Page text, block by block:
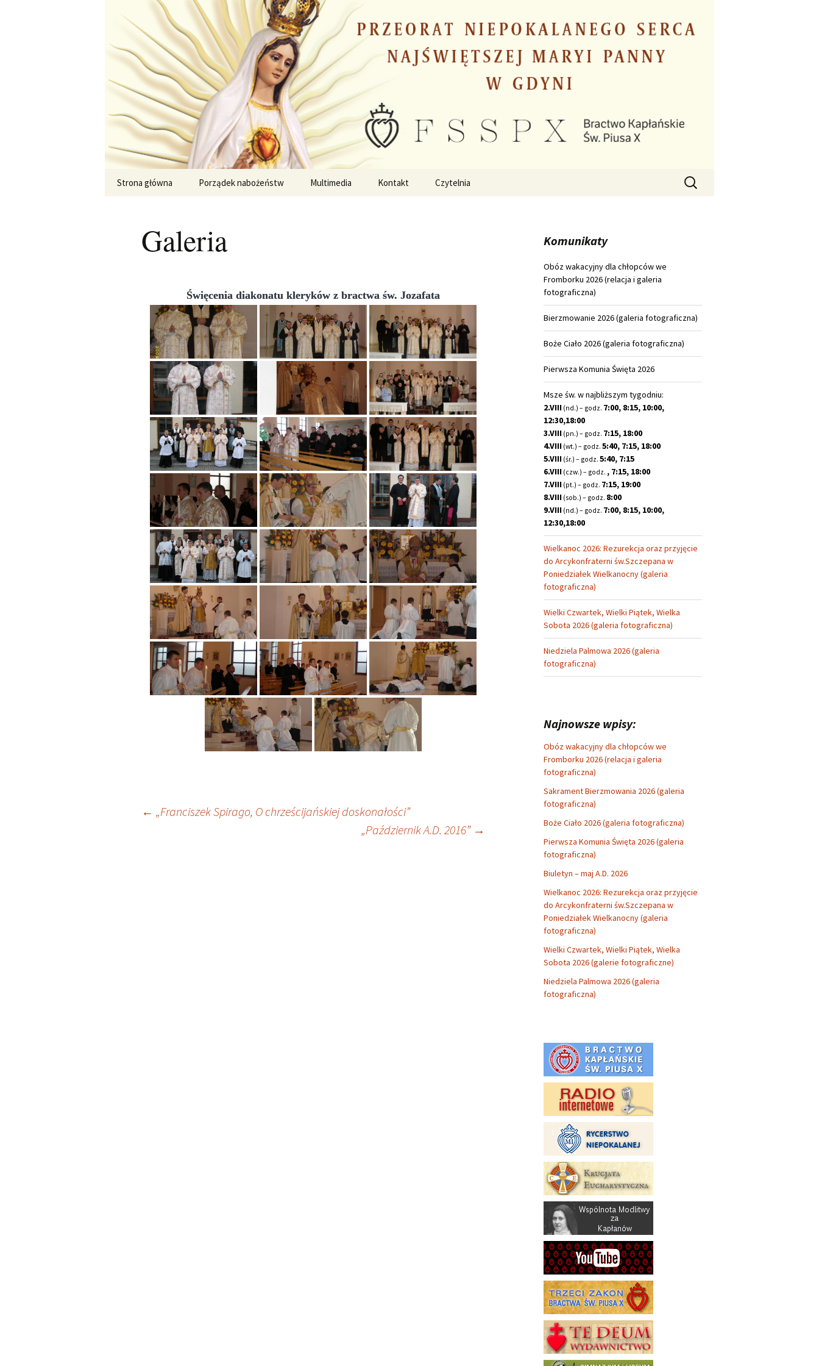
Strona główna Porządek nabożeństw Multimedia Kontakt Czytelnia
Szukaj:
Galeria
Święcenia diakonatu kleryków z bractwa św. Jozafata
Nawigacja
← „Franciszek Spirago, O chrześcijańskiej doskonałości”
„Październik A.D. 2016” →
Komunikaty
Obóz wakacyjny dla chłopców we
Fromborku 2026 (relacja i galeria
fotograficzna)
Bierzmowanie 2026 (galeria fotograficzna)
Boże Ciało 2026 (galeria fotograficzna)
Pierwsza Komunia Święta 2026
Msze św. w najbliższym tygodniu:
2.VIII (nd.) – godz. 7:00, 8:15, 10:00,
12:30,18:00
3.VIII (pn.) – godz. 7:15, 18:00
4.VIII (wt.) – godz. 5:40, 7:15, 18:00
5.VIII (śr.) – godz. 5:40, 7:15
6.VIII (czw.) – godz. , 7:15, 18:00
7.VIII (pt.) – godz. 7:15, 19:00
8.VIII (sob.) – godz. 8:00
9.VIII (nd.) – godz. 7:00, 8:15, 10:00,
12:30,18:00
Wielkanoc 2026: Rezurekcja oraz przyjęcie
do Arcykonfraterni św.Szczepana w
Poniedziałek Wielkanocny (galeria
fotograficzna)
Wielki Czwartek, Wielki Piątek, Wielka
Sobota 2026 (galeria fotograficzna)
Niedziela Palmowa 2026 (galeria
fotograficzna)
Najnowsze wpisy:
Obóz wakacyjny dla chłopców we
Fromborku 2026 (relacja i galeria
fotograficzna)
Sakrament Bierzmowania 2026 (galeria
fotograficzna)
Boże Ciało 2026 (galeria fotograficzna)
Pierwsza Komunia Święta 2026 (galeria
fotograficzna)
Biuletyn – maj A.D. 2026
Wielkanoc 2026: Rezurekcja oraz przyjęcie
do Arcykonfraterni św.Szczepana w
Poniedziałek Wielkanocny (galeria
fotograficzna)
Wielki Czwartek, Wielki Piątek, Wielka
Sobota 2026 (galerie fotograficzne)
Niedziela Palmowa 2026 (galeria
fotograficzna)